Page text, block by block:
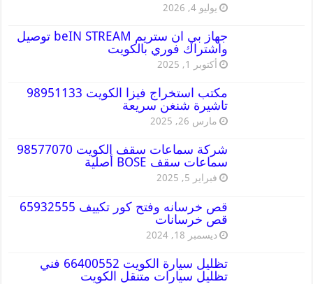
يوليو 4, 2026
جهاز بي ان ستريم beIN STREAM توصيل
واشتراك فوري بالكويت
أكتوبر 1, 2025
مكتب استخراج فيزا الكويت 98951133
تاشيرة شنغن سريعة
مارس 26, 2025
شركة سماعات سقف الكويت 98577070
سماعات سقف BOSE أصلية
فبراير 5, 2025
قص خرسانه وفتح كور تكييف 65932555
قص خرسانات
ديسمبر 18, 2024
تظليل سيارة الكويت 66400552 فني
تظليل سيارات متنقل الكويت